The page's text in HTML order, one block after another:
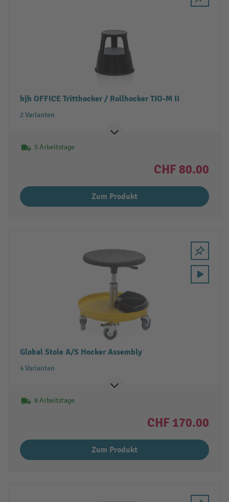
hjh OFFICE Tritthocker / Rollhocker TIO-M II
2 Varianten
5 Arbeitstage
CHF 80.00
Zum Produkt
Global Stole A/S Hocker Assembly
4 Varianten
8 Arbeitstage
CHF 170.00
Zum Produkt